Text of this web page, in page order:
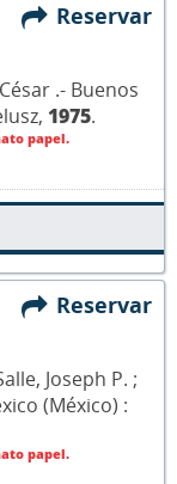
Reservar
.- Buenos
1975.
papel.
Reservar
Joseph P. ;
(México) :
papel.